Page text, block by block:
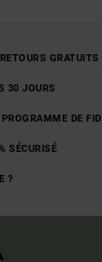
30 JOURS
DE
SÉCURISÉ
?